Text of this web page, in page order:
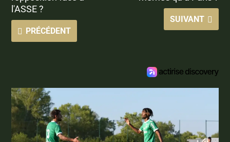
l'ASSE ?
PRÉCÉDENT
SUIVANT